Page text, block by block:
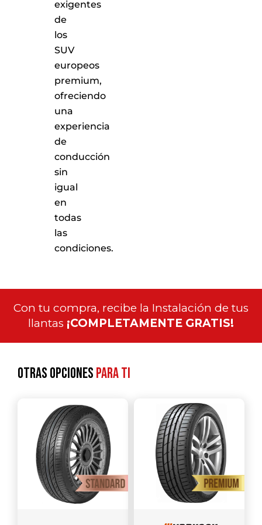
exigentes
de
los
SUV
europeos
premium,
ofreciendo
una
experiencia
de
conducción
sin
igual
en
todas
las
condiciones.
Con tu compra, recibe la Instalación de tus
llantas ¡COMPLETAMENTE GRATIS!
Otras opcionespara ti